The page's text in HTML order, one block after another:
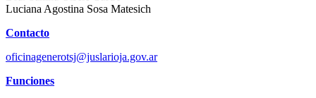
Luciana Agostina Sosa Matesich
Contacto
oficinagenerotsj@juslarioja.gov.ar
Funciones